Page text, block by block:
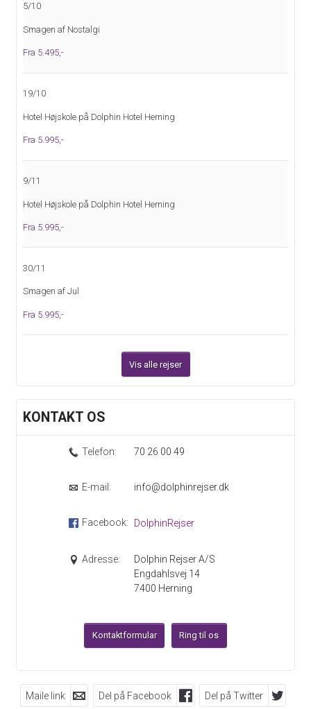
5/10
Smagen af Nostalgi
Fra 5.495,-
19/10
Hotel Højskole på Dolphin Hotel Herning
Fra 5.995,-
9/11
Hotel Højskole på Dolphin Hotel Herning
Fra 5.995,-
30/11
Smagen af Jul
Fra 5.995,-
Vis alle rejser
KONTAKT OS
Telefon: 70 26 00 49
E-mail: info@dolphinrejser.dk
Facebook: DolphinRejser
Adresse:
Dolphin Rejser A/S
Engdahlsvej 14
7400 Herning
Kontaktformular Ring til os
Maile link Del på Facebook Del på Twitter